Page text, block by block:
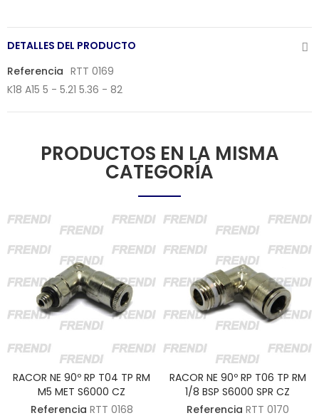
DETALLES DEL PRODUCTO
Referencia RTT 0169
K18 A15 5 - 5.21 5.36 - 82
PRODUCTOS EN LA MISMA
CATEGORÍA
RACOR NE 90º RP T04 TP RM
M5 MET S6000 CZ
Referencia RTT 0168
RACOR NE 90º RP T06 TP RM
1/8 BSP S6000 SPR CZ
Referencia RTT 0170